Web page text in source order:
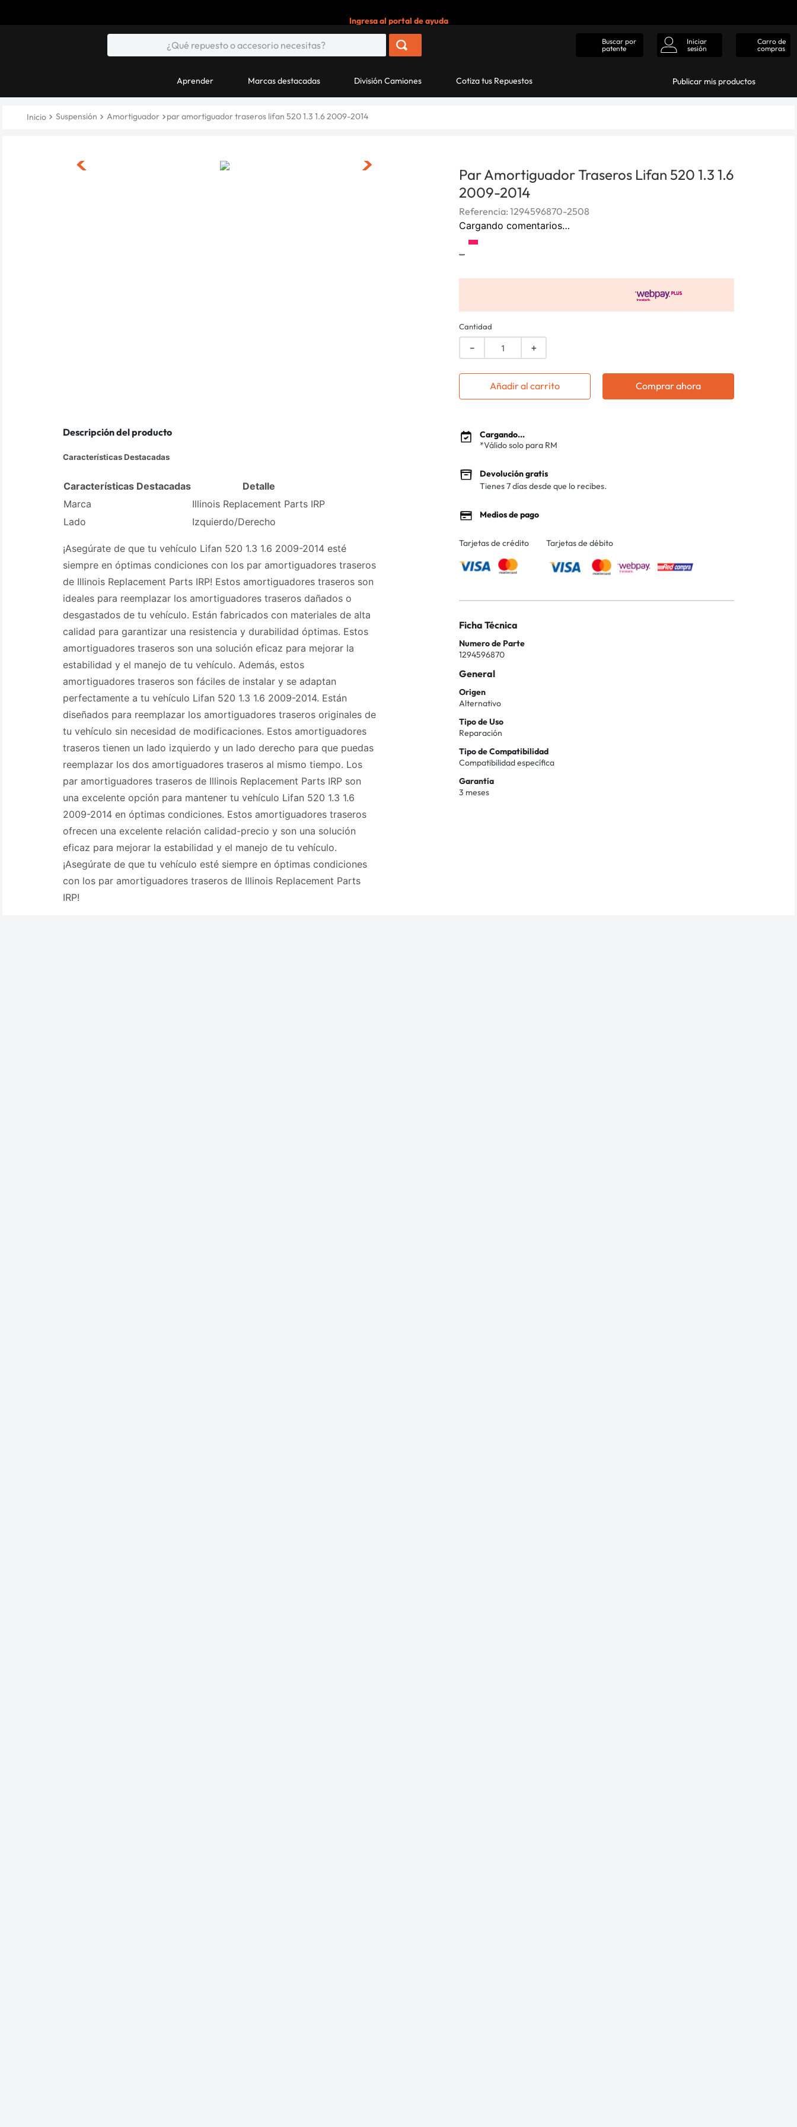
Ingresa al portal de ayuda
Buscar por
patente
Iniciar
sesión
Carro de
compras
Aprender Marcas destacadas División Camiones Cotiza tus Repuestos Publicar mis productos
Suspensión Amortiguador par amortiguador traseros lifan 520 1.3 1.6 2009-2014
Descripción del producto
Características Destacadas
Características Destacadas
Detalle
Marca
Illinois Replacement Parts IRP
Lado
Izquierdo/Derecho
¡Asegúrate de que tu vehículo Lifan 520 1.3 1.6 2009-2014 esté
siempre en óptimas condiciones con los par amortiguadores traseros
de Illinois Replacement Parts IRP! Estos amortiguadores traseros son
ideales para reemplazar los amortiguadores traseros dañados o
desgastados de tu vehículo. Están fabricados con materiales de alta
calidad para garantizar una resistencia y durabilidad óptimas. Estos
amortiguadores traseros son una solución eficaz para mejorar la
estabilidad y el manejo de tu vehículo. Además, estos
amortiguadores traseros son fáciles de instalar y se adaptan
perfectamente a tu vehículo Lifan 520 1.3 1.6 2009-2014. Están
diseñados para reemplazar los amortiguadores traseros originales de
tu vehículo sin necesidad de modificaciones. Estos amortiguadores
traseros tienen un lado izquierdo y un lado derecho para que puedas
reemplazar los dos amortiguadores traseros al mismo tiempo. Los
par amortiguadores traseros de Illinois Replacement Parts IRP son
una excelente opción para mantener tu vehículo Lifan 520 1.3 1.6
2009-2014 en óptimas condiciones. Estos amortiguadores traseros
ofrecen una excelente relación calidad-precio y son una solución
eficaz para mejorar la estabilidad y el manejo de tu vehículo.
¡Asegúrate de que tu vehículo esté siempre en óptimas condiciones
con los par amortiguadores traseros de Illinois Replacement Parts
IRP!
Par Amortiguador Traseros Lifan 520 1.3 1.6
2009-2014
Referencia: 1294596870-2508
Cargando comentarios…
-
Cantidad
＋
－
Añadir al carrito Comprar ahora
Cargando...
*Válido solo para RM
Devolución gratis
Tienes 7 días desde que lo recibes.
Medios de pago
Tarjetas de crédito Tarjetas de débito
Ficha Técnica
Numero de Parte
1294596870
General
Origen
Alternativo
Tipo de Uso
Reparación
Tipo de Compatibilidad
Compatibilidad específica
Garantía
3 meses